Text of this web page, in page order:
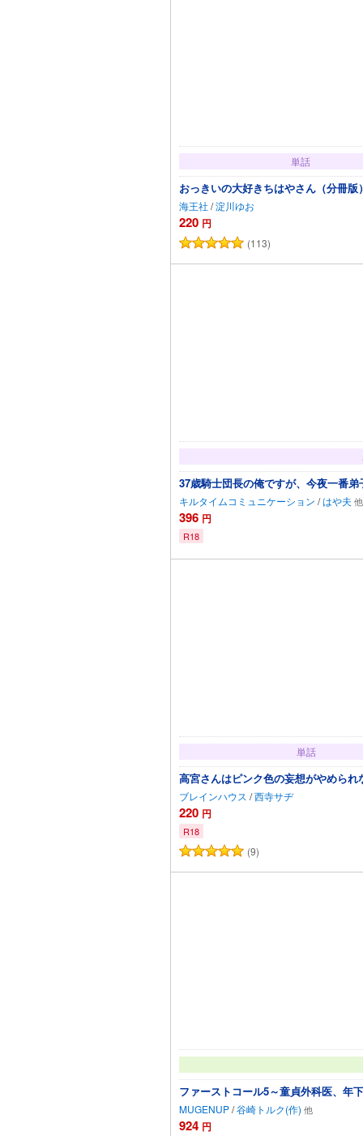
単話
おっきいの大好きちはやさん（分冊
海王社 /淀川ゆお
220 円
(113)
37歳騎士団長の俺ですが、今夜一番
キルタイムコミュニケーション /はや夫
396 円
R18
単話
高宮さんはピンク色の妄想がやめられ
ブレインハウス /西寺サヂ
220 円
R18
(9)
ファーストコール5～童貞外科医、年
MUGENUP/谷崎トルク(作)
924 円